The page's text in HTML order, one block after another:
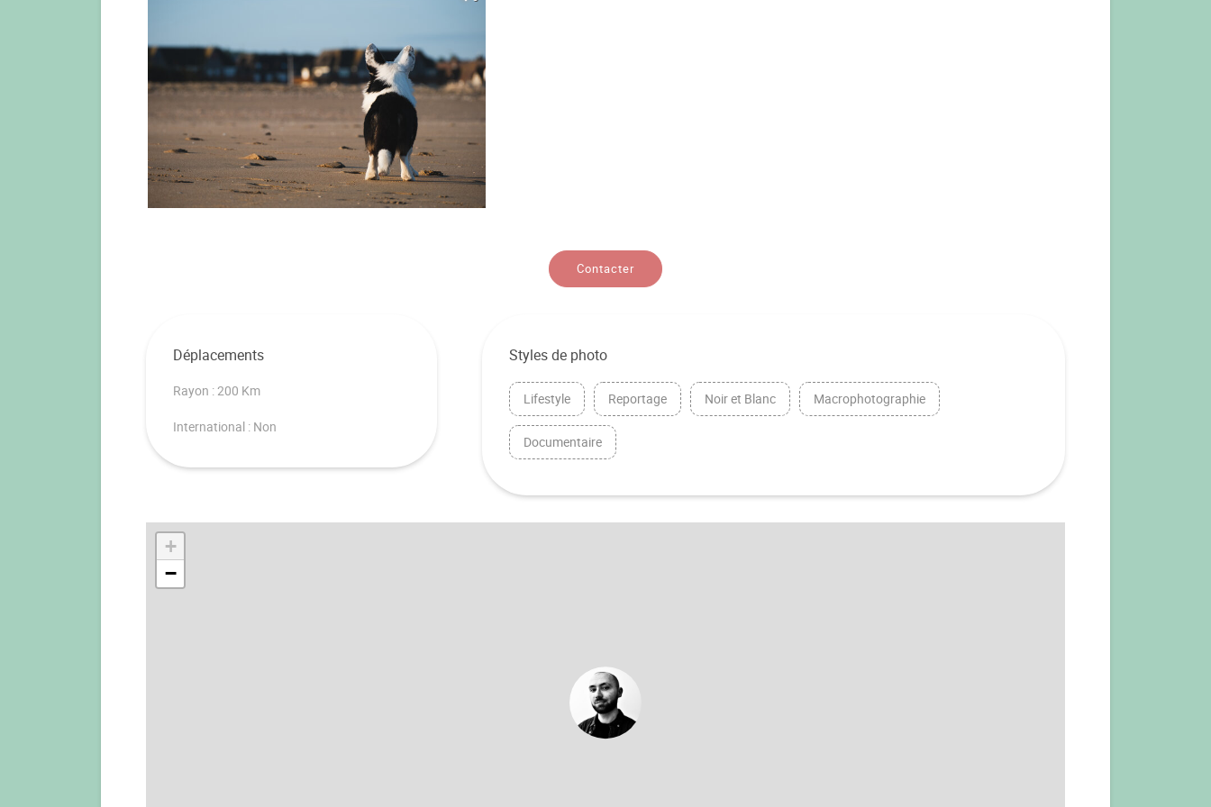
Contacter
Déplacements
Rayon : 200 Km
International : Non
Styles de photo
Lifestyle Reportage Noir et Blanc Macrophotographie
Documentaire
+
−